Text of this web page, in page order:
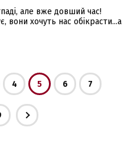
але вже довший час!
хочуть нас обікрасти...а
4 5 6 7